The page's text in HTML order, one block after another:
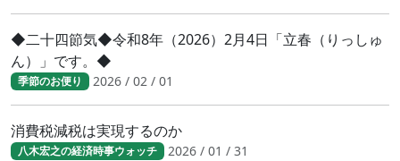
◆二十四節気◆令和8年（2026）2月4日「立春（りっしゅ
ん）」です。◆
季節のお便り 2026 / 02 / 01
消費税減税は実現するのか
八木宏之の経済時事ウォッチ 2026 / 01 / 31